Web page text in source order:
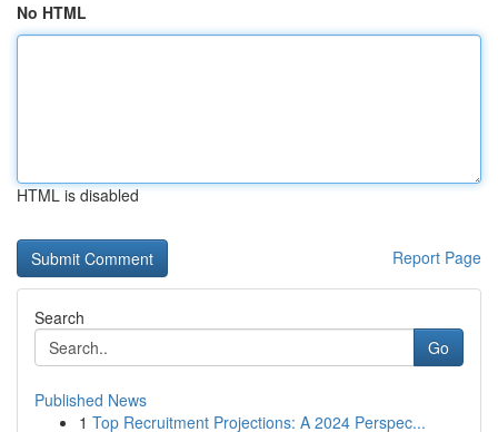
No HTML
HTML is disabled
Report Page
Search
Go
Published News
1 Top Recruitment Projections: A 2024 Perspec...